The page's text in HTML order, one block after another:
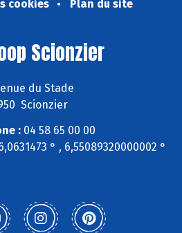
cookies
Plan du site
Scionzier
du Stade
Scionzier
:04 58 65 00 00
° , 6,55089320000002 °